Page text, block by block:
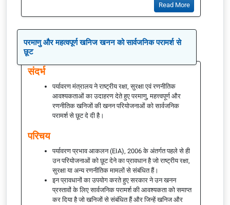
Read More
परमाणु और महत्वपूर्ण खनिज खनन को सार्वजनिक परामर्श से
छूट
संदर्भ
पर्यावरण मंत्रालय ने राष्ट्रीय रक्षा, सुरक्षा एवं रणनीतिक
आवश्यकताओं का उदाहरण देते हुए परमाणु, महत्त्वपूर्ण और
रणनीतिक खनिजों की खनन परियोजनाओं को सार्वजनिक
परामर्श से छूट दे दी है।
परिचय
पर्यावरण प्रभाव आकलन (EIA), 2006 के अंतर्गत पहले से ही
उन परियोजनाओं को छूट देने का प्रावधान है जो राष्ट्रीय रक्षा,
सुरक्षा या अन्य रणनीतिक मामलों से संबंधित हैं।
इन प्रावधानों का उपयोग करते हुए सरकार ने उन खनन
प्रस्तावों के लिए सार्वजनिक परामर्श की आवश्यकता को समाप्त
कर दिया है जो खनिजों से संबंधित हैं और जिन्हें खनिज और